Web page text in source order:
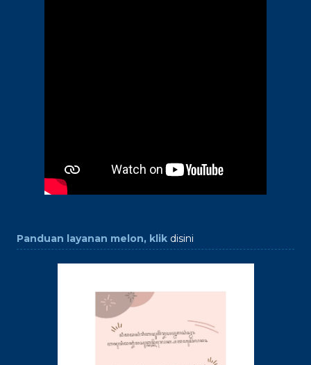
Panduan layanan melon, klik disini